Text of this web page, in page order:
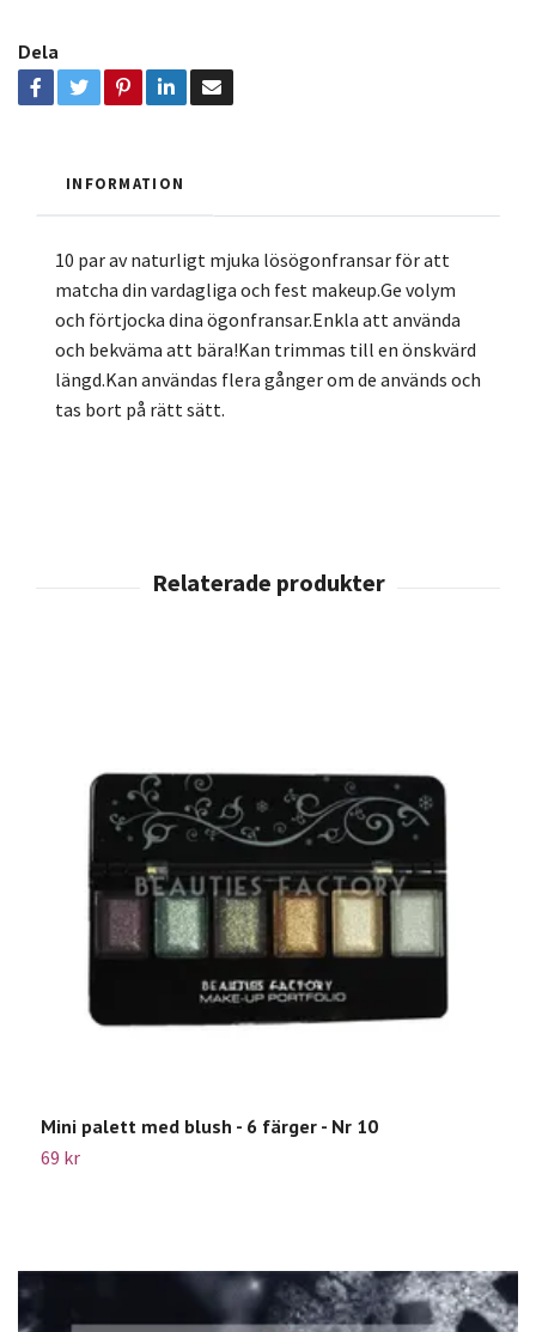
Dela
INFORMATION
10 par av naturligt mjuka lösögonfransar för att
matcha din vardagliga och fest makeup.Ge volym
och förtjocka dina ögonfransar.Enkla att använda
och bekväma att bära!Kan trimmas till en önskvärd
längd.Kan användas flera gånger om de används och
tas bort på rätt sätt.
Mini palett med blush - 6 färger - Nr 10
69 kr